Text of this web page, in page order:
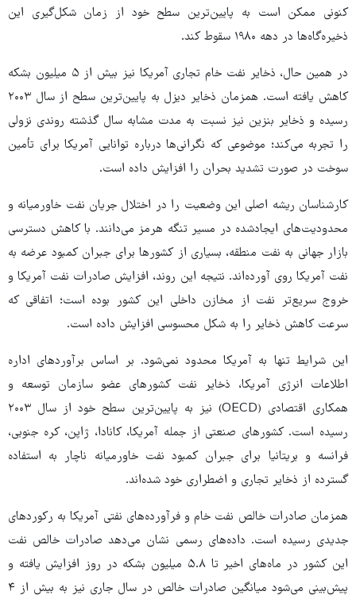
کنونی ممکن است به پایین‌ترین سطح خود از زمان شکل‌گیری این
ذخیره‌گاه‌ها در دهه ۱۹۸۰ سقوط کند.
در همین حال، ذخایر نفت خام تجاری آمریکا نیز بیش از ۵ میلیون بشکه
کاهش یافته است. همزمان ذخایر دیزل به پایین‌ترین سطح از سال ۲۰۰۳
رسیده و ذخایر بنزین نیز نسبت به مدت مشابه سال گذشته روندی نزولی
را تجربه می‌کند؛ موضوعی که نگرانی‌ها درباره توانایی آمریکا برای تأمین
سوخت در صورت تشدید بحران را افزایش داده است.
کارشناسان ریشه اصلی این وضعیت را در اختلال جریان نفت خاورمیانه و
محدودیت‌های ایجادشده در مسیر تنگه هرمز می‌دانند. با کاهش دسترسی
بازار جهانی به نفت منطقه، بسیاری از کشورها برای جبران کمبود عرضه به
نفت آمریکا روی آورده‌اند. نتیجه این روند، افزایش صادرات نفت آمریکا و
خروج سریع‌تر نفت از مخازن داخلی این کشور بوده است؛ اتفاقی که
سرعت کاهش ذخایر را به شکل محسوسی افزایش داده است.
این شرایط تنها به آمریکا محدود نمی‌شود. بر اساس برآوردهای اداره
اطلاعات انرژی آمریکا، ذخایر نفت کشورهای عضو سازمان توسعه و
همکاری اقتصادی (OECD) نیز به پایین‌ترین سطح خود از سال ۲۰۰۳
رسیده است. کشورهای صنعتی از جمله آمریکا، کانادا، ژاپن، کره جنوبی،
فرانسه و بریتانیا برای جبران کمبود نفت خاورمیانه ناچار به استفاده
گسترده از ذخایر تجاری و اضطراری خود شده‌اند.
همزمان صادرات خالص نفت خام و فرآورده‌های نفتی آمریکا به رکوردهای
جدیدی رسیده است. داده‌های رسمی نشان می‌دهد صادرات خالص نفت
این کشور در ماه‌های اخیر تا ۵.۸ میلیون بشکه در روز افزایش یافته و
پیش‌بینی می‌شود میانگین صادرات خالص در سال جاری نیز به بیش از ۴